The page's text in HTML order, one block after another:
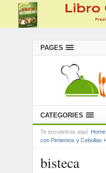
PAGES
CATEGORIES
Te encuentras aquí: Home
con Pimientos y Cebollas
bisteca